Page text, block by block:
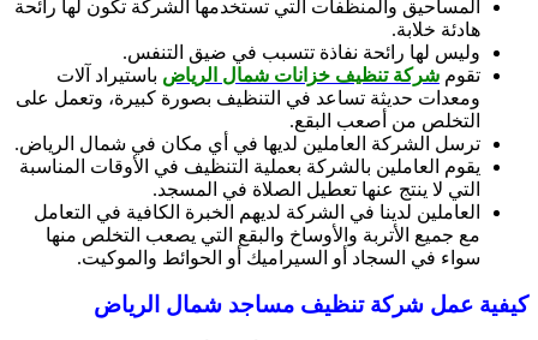
المساحيق والمنظفات التي تستخدمها الشركة تكون لها رائحة
هادئة خلابة.
وليس لها رائحة نفاذة تتسبب في ضيق التنفس.
تقوم شركة تنظيف خزانات شمال الرياض باستيراد آلات
ومعدات حديثة تساعد في التنظيف بصورة كبيرة، وتعمل على
التخلص من أصعب البقع.
ترسل الشركة العاملين لديها في أي مكان في شمال الرياض.
يقوم العاملين بالشركة بعملية التنظيف في الأوقات المناسبة
التي لا ينتج عنها تعطيل الصلاة في المسجد.
العاملين لدينا في الشركة لديهم الخبرة الكافية في التعامل
مع جميع الأتربة والأوساخ والبقع التي يصعب التخلص منها
سواء في السجاد أو السيراميك أو الحوائط والموكيت.
كيفية عمل شركة تنظيف مساجد شمال الرياض